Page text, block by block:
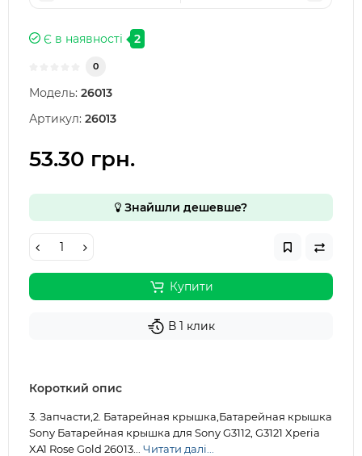
Є в наявності 2
0
Модель: 26013
Артикул: 26013
53.30 грн.
Знайшли дешевше?
Купити
В 1 клик
Короткий опис
3. Запчасти,2. Батарейная крышка,Батарейная крышка
Sony Батарейная крышка для Sony G3112, G3121 Xperia
XA1 Rose Gold 26013... Читати далі...